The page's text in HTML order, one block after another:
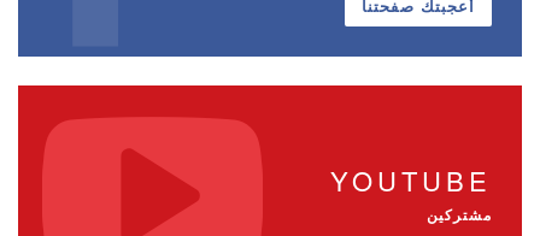
أعجبتك صفحتنا
YOUTUBE
مشتركين